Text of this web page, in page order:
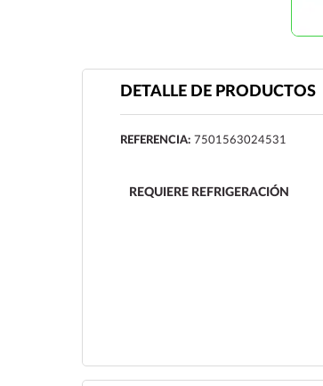
DETALLE DE PRODUCTOS
REFERENCIA: 7501563024531
REQUIERE REFRIGERACIÓN